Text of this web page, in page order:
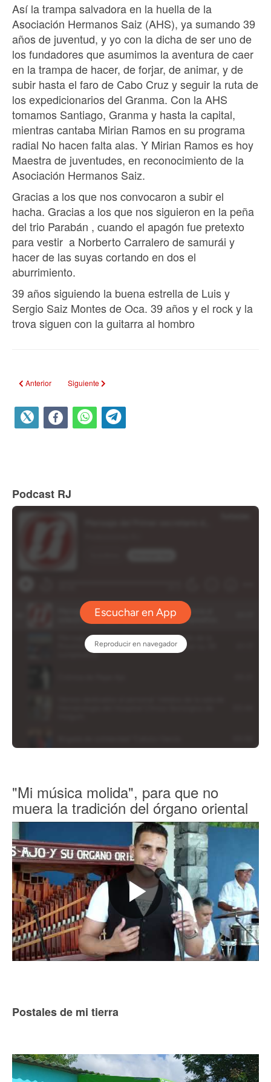
Así la trampa salvadora en la huella de la
Asociación Hermanos Saiz (AHS), ya sumando 39
años de juventud, y yo con la dicha de ser uno de
los fundadores que asumimos la aventura de caer
en la trampa de hacer, de forjar, de animar, y de
subir hasta el faro de Cabo Cruz y seguir la ruta de
los expedicionarios del Granma. Con la AHS
tomamos Santiago, Granma y hasta la capital,
mientras cantaba Mirian Ramos en su programa
radial No hacen falta alas. Y Mirian Ramos es hoy
Maestra de juventudes, en reconocimiento de la
Asociación Hermanos Saiz.
Gracias a los que nos convocaron a subir el
hacha. Gracias a los que nos siguieron en la peña
del trio Parabán , cuando el apagón fue pretexto
para vestir a Norberto Carralero de samurái y
hacer de las suyas cortando en dos el
aburrimiento.
39 años siguiendo la buena estrella de Luis y
Sergio Saiz Montes de Oca. 39 años y el rock y la
trova siguen con la guitarra al hombro
Artículo anterior: ALTAR DE CUBANIA
Anterior Artículo siguiente: JUANITO Y SU PAISAJE NAIF
Siguiente
Podcast RJ
"Mi música molida", para que no
muera la tradición del órgano oriental
Postales de mi tierra